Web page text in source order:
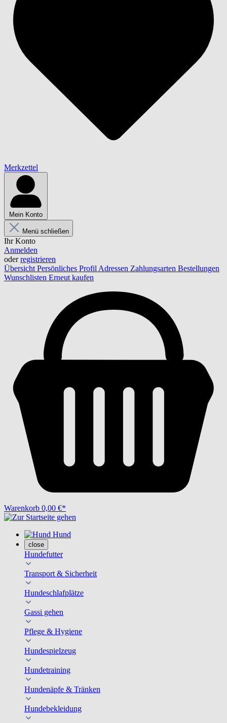
Merkzettel
Mein Konto
Menü schließen
Ihr Konto
Anmelden
oderregistrieren
Übersicht Persönliches Profil Adressen Zahlungsarten Bestellungen
Wunschlisten Erneut kaufen
Warenkorb 0,00 €*
Hund
close
Hundefutter
Transport & Sicherheit
Hundeschlafplätze
Gassi gehen
Pflege & Hygiene
Hundespielzeug
Hundetraining
Hundenäpfe & Tränken
Hundebekleidung